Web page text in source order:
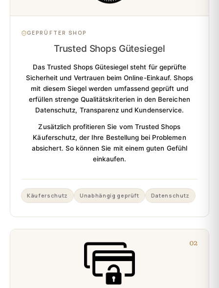
GEPRÜFTER SHOP
Trusted Shops Gütesiegel
Das Trusted Shops Gütesiegel steht für geprüfte
Sicherheit und Vertrauen beim Online-Einkauf. Shops
mit diesem Siegel werden umfassend geprüft und
erfüllen strenge Qualitätskriterien in den Bereichen
Datenschutz, Transparenz und Kundenservice.
Zusätzlich profitieren Sie vom Trusted Shops
Käuferschutz, der Ihre Bestellung bei Problemen
absichert. So können Sie mit einem guten Gefühl
einkaufen.
Käuferschutz Unabhängig geprüft Datenschutz
02